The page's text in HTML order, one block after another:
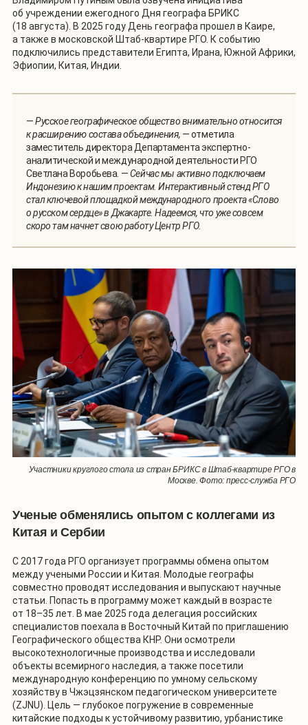
об учреждении ежегодного Дня географа БРИКС
(18 августа). В 2025 году День географа прошел в Каире,
а также в московской Штаб-квартире РГО. К событию
подключились представители Египта, Ирана, Южной Африки,
Эфиопии, Китая, Индии.
—Русское географическое общество внимательно относится
к расширению состава объединения, — отметила
заместитель директора Департамента экспертно-
аналитической и международной деятельности РГО
Светлана Воробьева. —Сейчас мы активно подключаем
Индонезию к нашим проектам. Интерактивный стенд РГО
стал ключевой площадкой международного проекта «Слово
о русском сердце» в Джакарте. Надеемся, что уже совсем
скоро там начнет свою работу Центр РГО.
Участники круглого стола из стран БРИКС в Штаб-квартире РГО в
Москве. Фото: пресс-служба РГО
Ученые обменялись опытом с коллегами из
Китая и Сербии
С 2017 года РГО организует программы обмена опытом
между учеными России и Китая. Молодые географы
совместно проводят исследования и выпускают научные
статьи. Попасть в программу может каждый в возрасте
от 18–35 лет. В мае 2025 года делегация российских
специалистов поехала в Восточный Китай по приглашению
Географического общества КНР. Они осмотрели
высокотехнологичные производства и исследовали
объекты всемирного наследия, а также посетили
международную конференцию по умному сельскому
хозяйству в Чжэцзянском педагогическом университете
(ZJNU). Цель — глубокое погружение в современные
китайские подходы к устойчивому развитию, урбанистике